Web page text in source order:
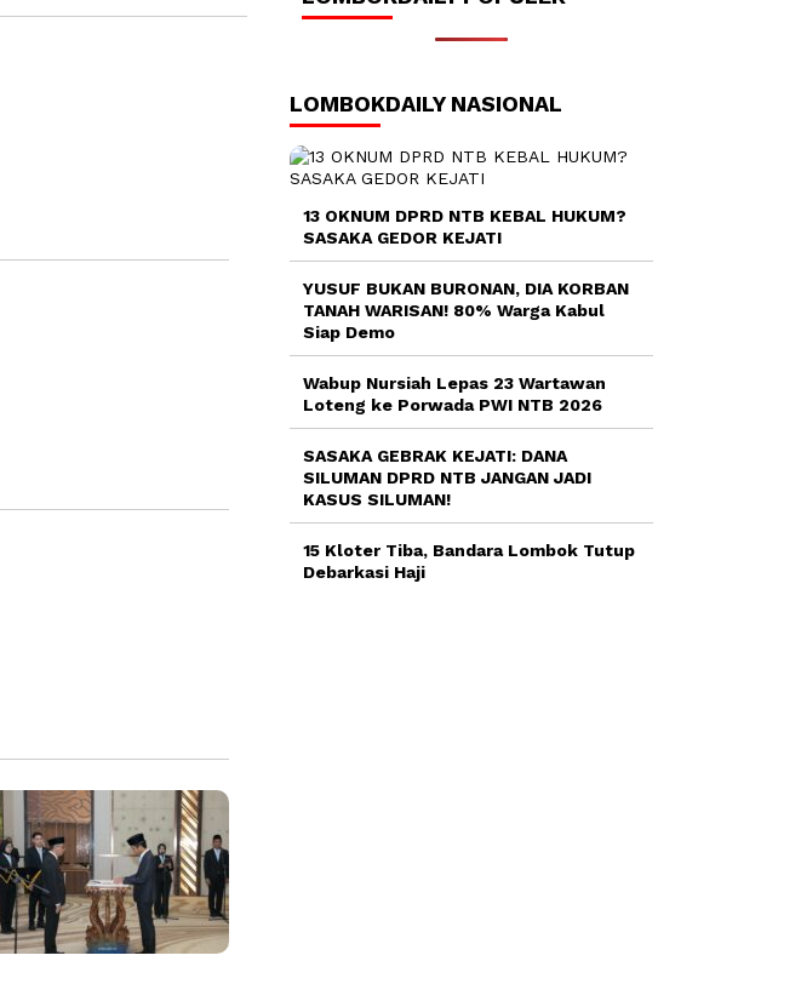
LOMBOKDAILY NASIONAL
13 OKNUM DPRD NTB KEBAL HUKUM?
SASAKA GEDOR KEJATI
YUSUF BUKAN BURONAN, DIA KORBAN
TANAH WARISAN! 80% Warga Kabul
Siap Demo
Wabup Nursiah Lepas 23 Wartawan
Loteng ke Porwada PWI NTB 2026
SASAKA GEBRAK KEJATI: DANA
SILUMAN DPRD NTB JANGAN JADI
KASUS SILUMAN!
15 Kloter Tiba, Bandara Lombok Tutup
Debarkasi Haji